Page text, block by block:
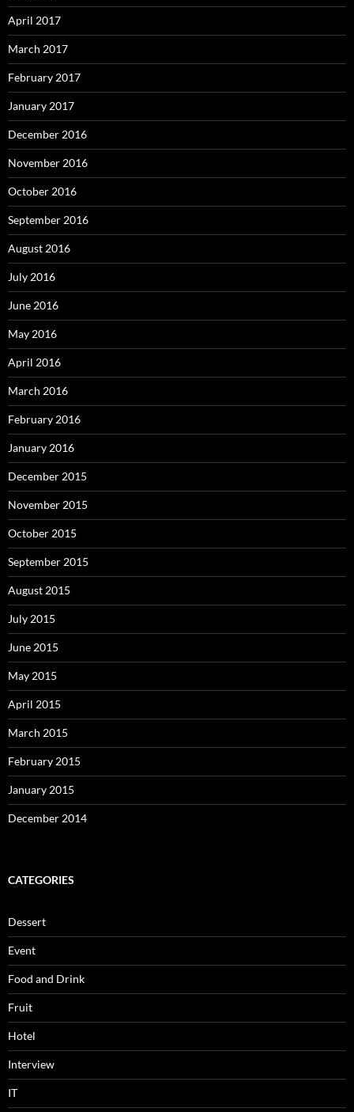
April 2017
March 2017
February 2017
January 2017
December 2016
November 2016
October 2016
September 2016
August 2016
July 2016
June 2016
May 2016
April 2016
March 2016
February 2016
January 2016
December 2015
November 2015
October 2015
September 2015
August 2015
July 2015
June 2015
May 2015
April 2015
March 2015
February 2015
January 2015
December 2014
CATEGORIES
Dessert
Event
Food and Drink
Fruit
Hotel
Interview
IT